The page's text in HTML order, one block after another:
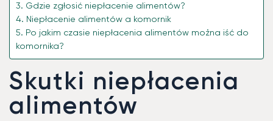
Gdzie zgłosić niepłacenie alimentów?
Niepłacenie alimentów a komornik
Po jakim czasie niepłacenia alimentów można iść do
komornika?
Skutki niepłacenia
alimentów